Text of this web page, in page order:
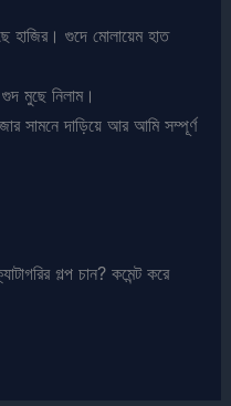
হাজির। গুদে মোলায়েম হাত
মুছে নিলাম।
সামনে দাড়িয়ে আর আমি সম্পূর্ণ
গল্প চান? কমেন্ট করে